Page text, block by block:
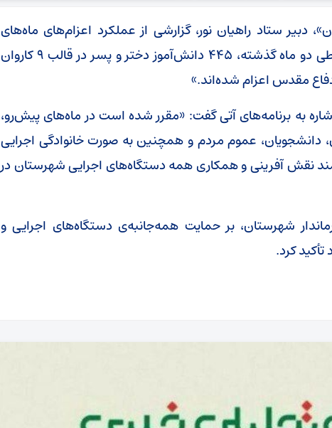
دبیر ستاد راهیان نور، گزارشی از عملکرد اعزام‌های ماه‌های
گذشته ارائه کرد. وی اعلام نمود: «طی دو ماه گذشته، ۴۴۵ دانش‌آموز دختر و پسر در قالب ۹ کاروان
مقدس اعزام شده‌اند.»
اشاره به برنامه‌های آتی گفت: «مقرر شده است در ماه‌های پیش‌رو،
دانشجویان، عموم مردم و همچنین به صورت خانوادگی اجرایی
نقش‌ آفرینی و همکاری همه دستگاه‌های اجرایی شهرستان در
شهرستان، بر حمایت همه‌جانبه‌ی دستگاه‌های اجرایی و
تأکید کرد.